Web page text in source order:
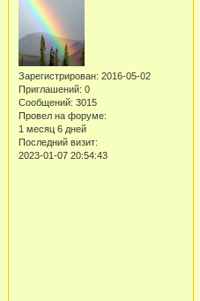
Зарегистрирован: 2016-05-02
Приглашений: 0
Сообщений: 3015
Провел на форуме:
1 месяц 6 дней
Последний визит:
2023-01-07 20:54:43